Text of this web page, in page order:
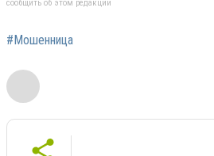
сообщить об этом редакции
#Мошенница